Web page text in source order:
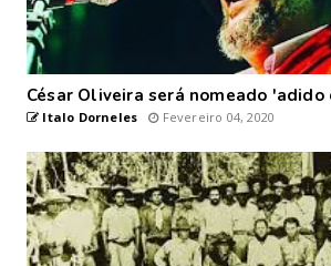
César Oliveira será nomeado
Italo Dorneles Fevereiro 04, 2020